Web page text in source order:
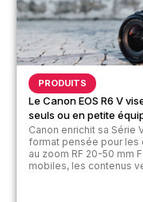
PRODUITS
Le Canon EOS R6 V
seuls ou en petite
Canon enrichit sa Série
format pensée pour les
au zoom RF 20-50 mm
mobiles, les contenus